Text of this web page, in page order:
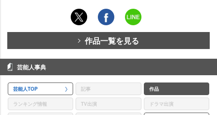
作品一覧を見る
芸能人事典
芸能人TOP 記事 作品
ランキング情報 TV出演 ドラマ出演